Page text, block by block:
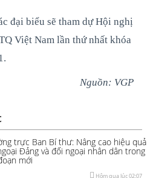
đại biểu sẽ tham dự Hội nghị
Việt Nam lần thứ nhất khóa
Nguồn: VGP
trực Ban Bí thư: Nâng cao hiệu quả
Đảng và đối ngoại nhân dân trong
mới
Hôm qua lúc 02:07